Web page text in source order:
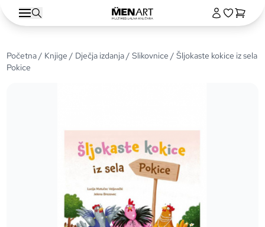
Početna/ Knjige / Dječja izdanja/Slikovnice / Šljokaste kokice iz sela
Pokice